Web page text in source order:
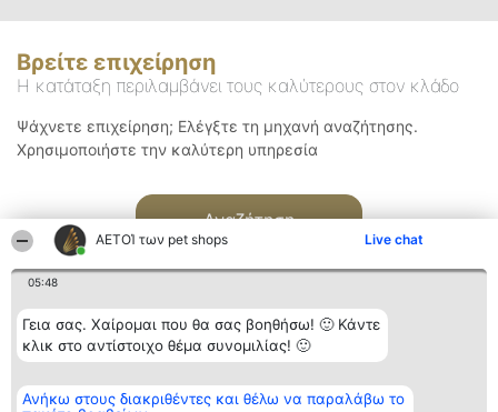
ΑΕΤΟΊ των pet shops Live chat
05:48
Γεια σας. Χαίρομαι που θα σας βοηθήσω! 🙂 Κάντε
κλικ στο αντίστοιχο θέμα συνομιλίας! 🙂
Ανήκω στους διακριθέντες και θέλω να παραλάβω το
Βρείτε επιχείρηση
Η κατάταξη περιλαμβάνει τους καλύτερους στον κλάδο
Ψάχνετε επιχείρηση; Ελέγξτε τη μηχανή αναζήτησης.
Χρησιμοποιήστε την καλύτερη υπηρεσία
Αναζήτηση
Διοργανωτής της
κατάταξης
Κατάταξη
Διακριθέντες
Επικοινωνία
Επικοινωνία